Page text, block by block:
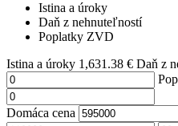
Istina a úroky
Daň z nehnuteľností
Poplatky ZVD
Istina a úroky 1,631.38 € Daň z
Domáca cena